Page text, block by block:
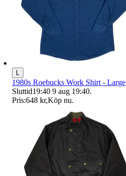
1980s Roebucks Work Shirt - Large
Sluttid19:40 9 aug 19:40.
Pris:648 kr,Köp nu.